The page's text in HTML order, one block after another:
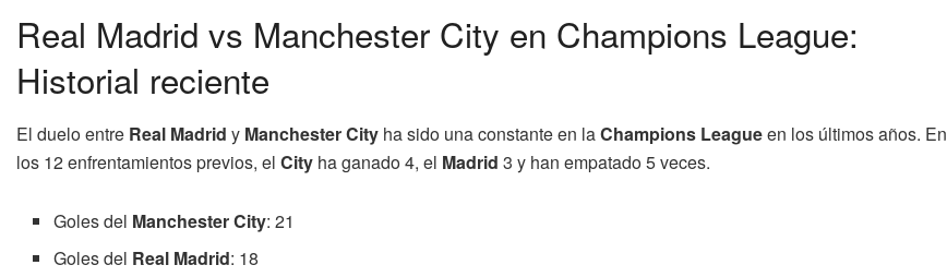
Real Madrid vs Manchester City en Champions League:
Historial reciente
El duelo entre Real Madrid y Manchester City ha sido una constante en laChampions Leagueen los últimos años. En
los 12 enfrentamientos previos, el City ha ganado 4, el Madrid 3 y han empatado 5 veces.
Goles del Manchester City: 21
Goles del Real Madrid: 18